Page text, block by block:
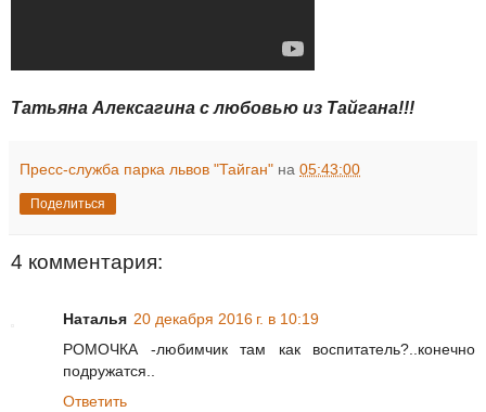
Татьяна Алексагина с любовью из Тайгана!!!
Пресс-служба парка львов "Тайган" на 05:43:00
Поделиться
4 комментария:
Наталья 20 декабря 2016 г. в 10:19
РОМОЧКА -любимчик там как воспитатель?..конечно
подружатся..
Ответить